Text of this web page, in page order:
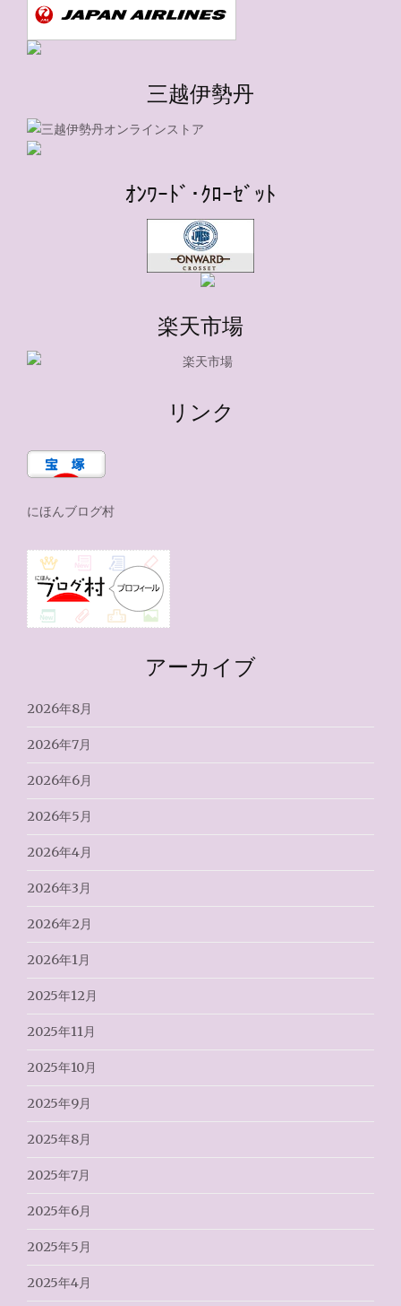
三越伊勢丹
ｵﾝﾜｰﾄﾞ･ｸﾛｰｾﾞｯﾄ
楽天市場
リンク
にほんブログ村
アーカイブ
2026年8月
2026年7月
2026年6月
2026年5月
2026年4月
2026年3月
2026年2月
2026年1月
2025年12月
2025年11月
2025年10月
2025年9月
2025年8月
2025年7月
2025年6月
2025年5月
2025年4月